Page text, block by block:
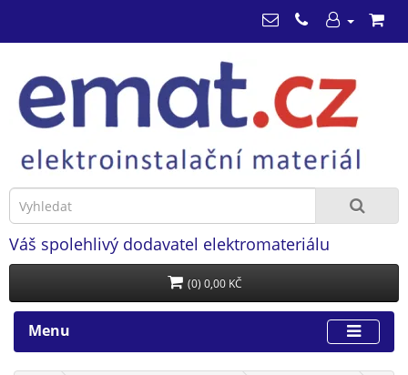
Váš spolehlivý dodavatel elektromateriálu
(0) 0,00 KČ
Menu